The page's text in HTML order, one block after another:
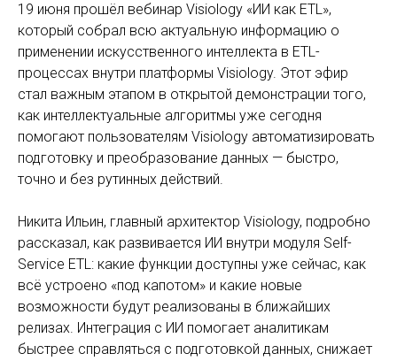
19 июня прошёл вебинар Visiology «ИИ как ETL»,
который собрал всю актуальную информацию о
применении искусственного интеллекта в ETL-
процессах внутри платформы Visiology. Этот эфир
стал важным этапом в открытой демонстрации того,
как интеллектуальные алгоритмы уже сегодня
помогают пользователям Visiology автоматизировать
подготовку и преобразование данных — быстро,
точно и без рутинных действий.
Никита Ильин, главный архитектор Visiology, подробно
рассказал, как развивается ИИ внутри модуля Self-
Service ETL: какие функции доступны уже сейчас, как
всё устроено «под капотом» и какие новые
возможности будут реализованы в ближайших
релизах. Интеграция с ИИ помогает аналитикам
быстрее справляться с подготовкой данных, снижает